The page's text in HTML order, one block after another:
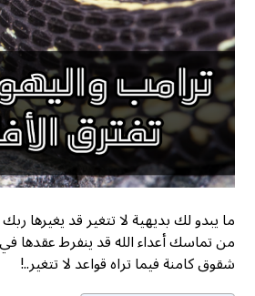
ما يبدو لك بديهية لا تتغير قد يغيرها
من تماسك أعداء الله قد ينفرط عقدها
شقوق كامنة فيما تراه قواعد لا تتغير..!